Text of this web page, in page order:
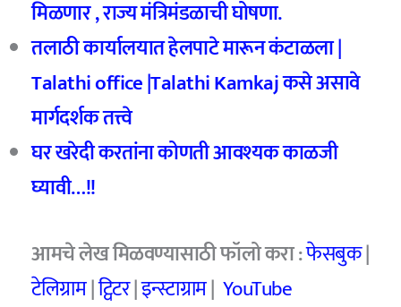
मिळणार , राज्य मंत्रिमंडळाची घोषणा.
तलाठी कार्यालयात हेलपाटे मारून कंटाळला |
Talathi office |Talathi Kamkaj कसे असावे
मार्गदर्शक तत्त्वे
घर खरेदी करतांना कोणती आवश्यक काळजी
घ्यावी…!!
आमचे लेख मिळवण्यासाठी फॉलो करा :फेसबुक|
टेलिग्राम|ट्विटर|इन्स्टाग्राम| YouTube